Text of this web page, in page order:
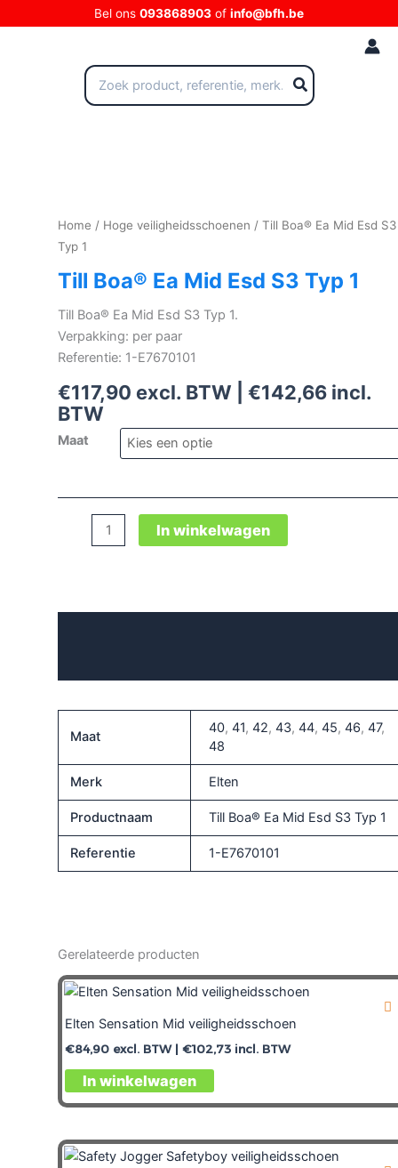
naar
Bel ons 093868903 of info@bfh.be
Zoeken
naar:
Home / Hoge veiligheidsschoenen / Till Boa® Ea Mid Esd S3
Typ 1
Till Boa® Ea Mid Esd S3 Typ 1
Till Boa® Ea Mid Esd S3 Typ 1.
Verpakking: per paar
Referentie: 1-E7670101
€117,90 excl. BTW | €142,66 incl.
BTW
Maat
Esd
In winkelwagen
Maat
40, 41, 42, 43, 44, 45, 46, 47,
48
Merk Elten
Productnaam Till Boa® Ea Mid Esd S3 Typ 1
Referentie 1-E7670101
Gerelateerde producten
Elten Sensation Mid veiligheidsschoen
€84,90 excl. BTW | €102,73 incl. BTW
In winkelwagen